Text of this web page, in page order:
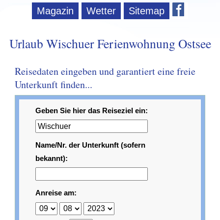
Magazin Wetter Sitemap
Urlaub Wischuer Ferienwohnung Ostsee
Reisedaten eingeben und garantiert eine freie
Unterkunft finden...
Geben Sie hier das Reiseziel ein:
Name/Nr. der Unterkunft (sofern
bekannt):
Anreise am: